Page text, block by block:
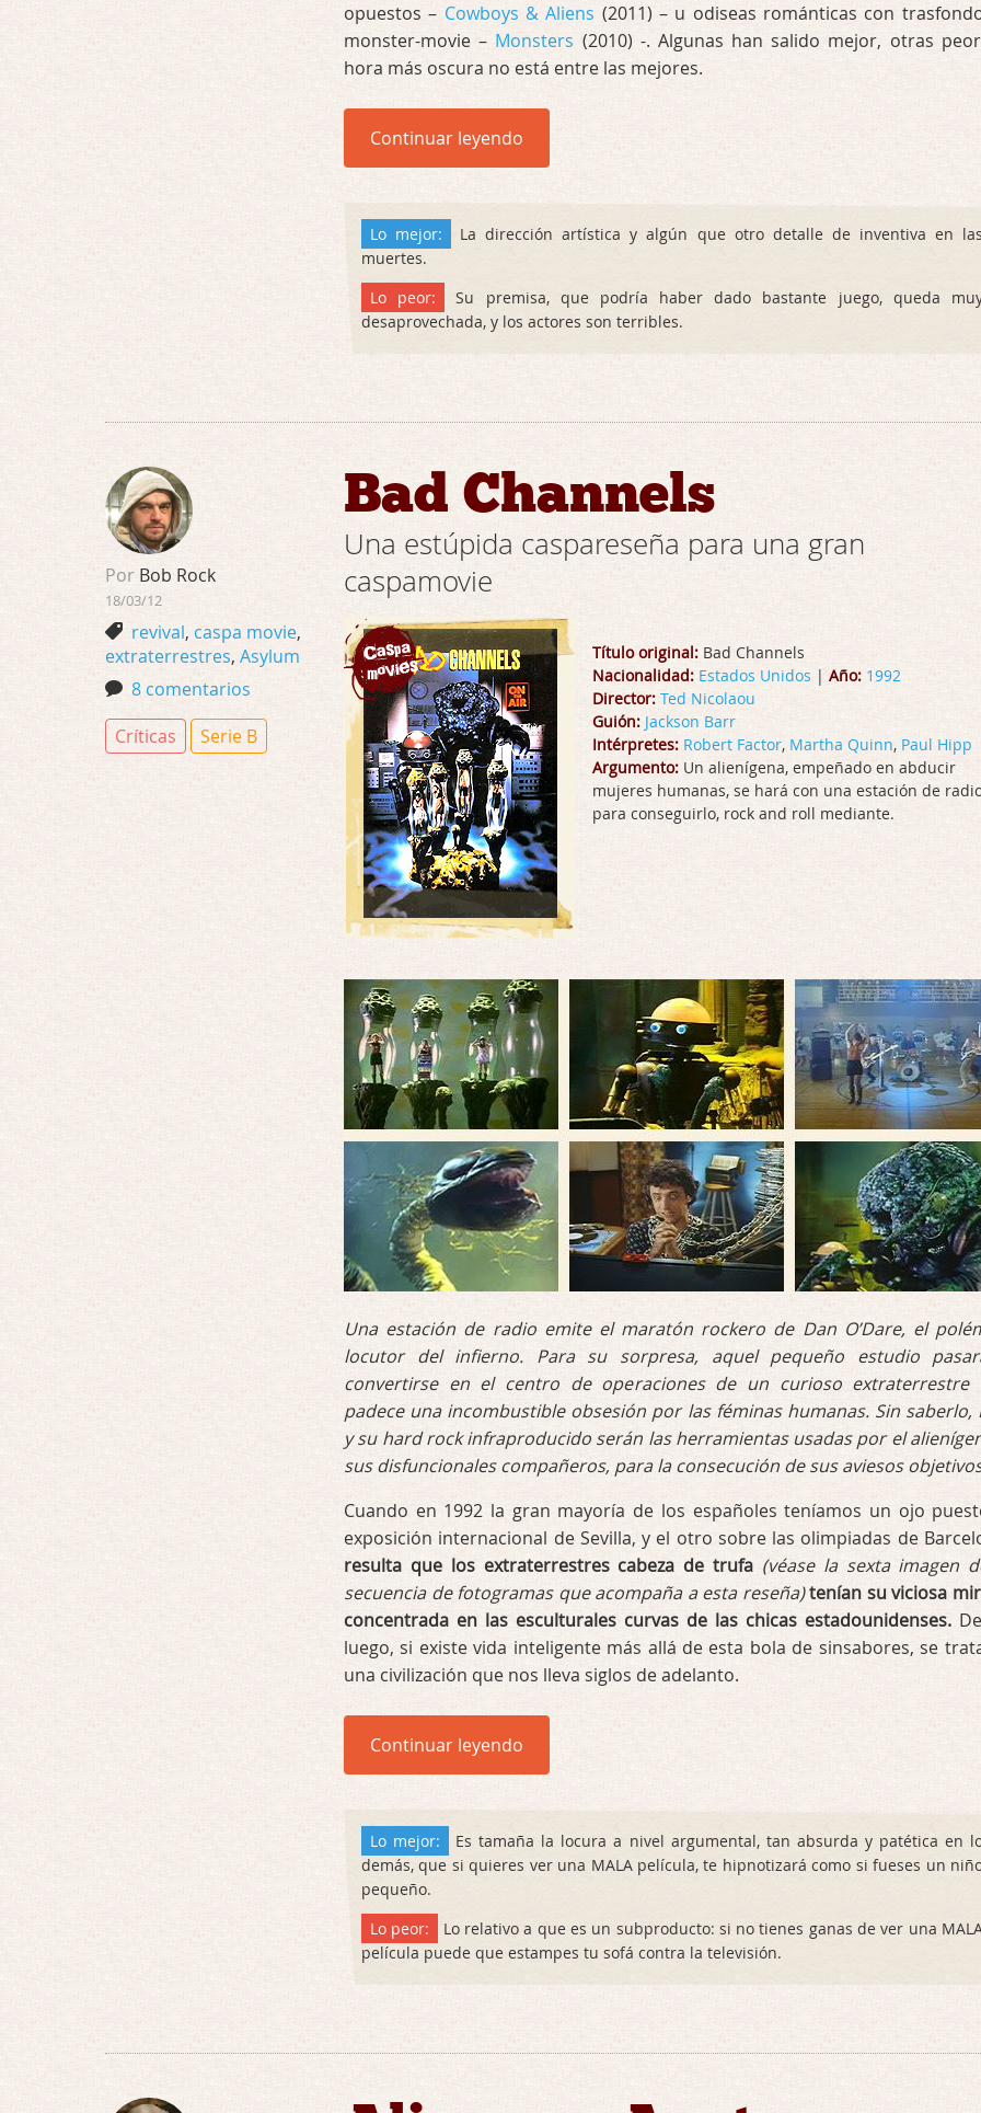
opuestos – Cowboys & Aliens (2011) – u odiseas románticas con
monster-movie – Monsters (2010) -. Algunas han salido mejor, otras
hora más oscura no está entre las mejores.
Continuar leyendo
Lo mejor:
La dirección artística y algún que otro detalle de inventiva en las
muertes.
Lo peor:
Su premisa, que podría haber dado bastante juego, queda
desaprovechada, y los actores son terribles.
Bad Channels
Una estúpida caspareseña para una gran
caspamovie
Título original: Bad Channels
Nacionalidad: Estados Unidos | Año: 1992
Director: Ted Nicolaou
Guión: Jackson Barr
Intérpretes: Robert Factor, Martha Quinn, Paul Hipp
Argumento: Un alienígena, empeñado en abducir
mujeres humanas, se hará con una estación de
para conseguirlo, rock and roll mediante.
Una estación de radio emite el maratón rockero de Dan O’Dare, el
locutor del infierno. Para su sorpresa, aquel pequeño estudio
convertirse en el centro de operaciones de un curioso extraterrestre
padece una incombustible obsesión por las féminas humanas. Sin saberlo,
y su hard rock infraproducido serán las herramientas usadas por el
sus disfuncionales compañeros, para la consecución de sus aviesos
Cuando en 1992 la gran mayoría de los españoles teníamos un ojo
exposición internacional de Sevilla, y el otro sobre las olimpiadas de
resulta que los extraterrestres cabeza de trufa (véase la sexta imagen
secuencia de fotogramas que acompaña a esta reseña) tenían su viciosa
concentrada en las esculturales curvas de las chicas estadounidenses.
luego, si existe vida inteligente más allá de esta bola de sinsabores, se
una civilización que nos lleva siglos de adelanto.
Continuar leyendo
Lo mejor:
Es tamaña la locura a nivel argumental, tan absurda y patética en
demás, que si quieres ver una MALA película, te hipnotizará como si fueses un
pequeño.
Lo peor:
Lo relativo a que es un subproducto: si no tienes ganas de ver una
película puede que estampes tu sofá contra la televisión.
Por Bob Rock
18/03/12
revival, caspa movie,
extraterrestres, Asylum
8 comentarios
Críticas
Serie B